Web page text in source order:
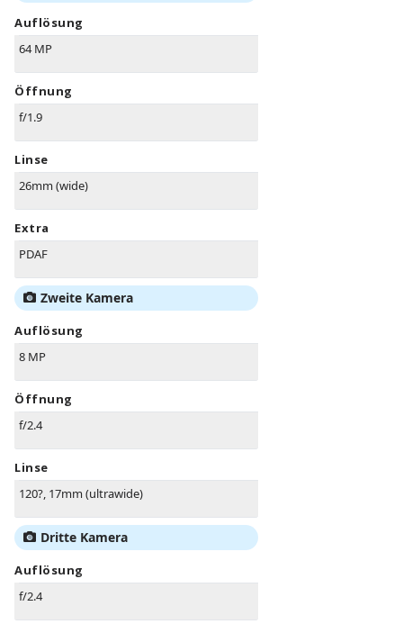
Auflösung
64 MP
Öffnung
f/1.9
Linse
26mm (wide)
Extra
PDAF
Zweite Kamera
Auflösung
8 MP
Öffnung
f/2.4
Linse
120?, 17mm (ultrawide)
Dritte Kamera
Auflösung
f/2.4